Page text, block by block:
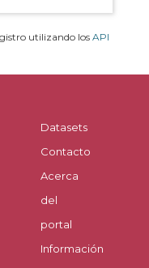
utilizando los API
Datasets
Contacto
Acerca
del
portal
Información